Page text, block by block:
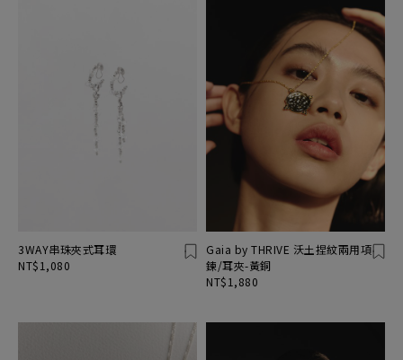
3WAY串珠夾式耳環
NT$1,080
Gaia by THRIVE 沃土捏紋兩用項
鍊/耳夾-黃銅
NT$1,880